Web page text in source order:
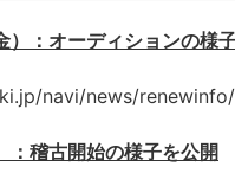
）：オーディションの様
navi/news/
：稽古開始の様子を公開